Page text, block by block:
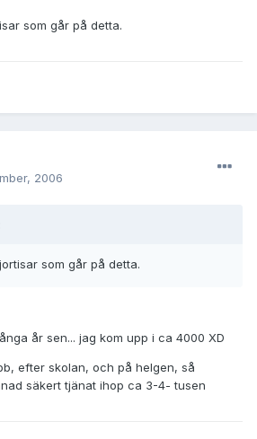
som går på detta.
2006
som går på detta.
år sen... jag kom upp i ca 4000 XD
efter skolan, och på helgen, så
säkert tjänat ihop ca 3-4- tusen